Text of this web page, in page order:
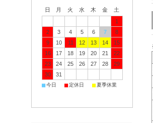
日 月 火 水 木 金
土
1
2
3 4 5 6 7
8
9
10 11 12 13 14
15
16
17 18 19 20 21
22
23
24 25 26 27 28
29
30
31
■今日 ■定休日 ■夏季休業